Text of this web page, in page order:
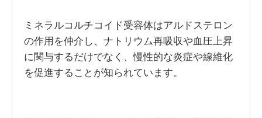
ミネラルコルチコイド受容体はアルドステロン
の作用を仲介し、ナトリウム再吸収や血圧上昇
に関与するだけでなく、慢性的な炎症や線維化
を促進することが知られています。